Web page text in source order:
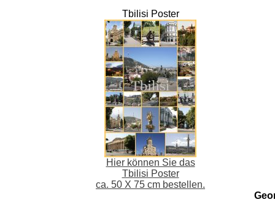
Tbilisi Poster
Hier können Sie das
Tbilisi Poster
ca. 50 X 75 cm bestellen.